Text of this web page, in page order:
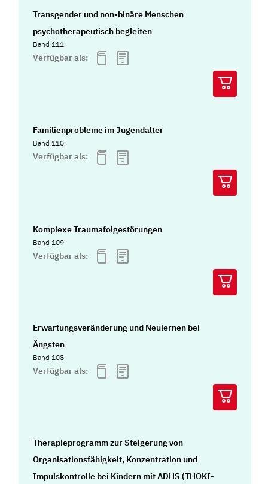
Transgender und non-binäre Menschen
psychotherapeutisch begleiten
Band 111
Verfügbar als:
Familienprobleme im Jugendalter
Band 110
Verfügbar als:
Komplexe Traumafolgestörungen
Band 109
Verfügbar als:
Erwartungsveränderung und Neulernen bei
Ängsten
Band 108
Verfügbar als:
Therapieprogramm zur Steigerung von
Organisationsfähigkeit, Konzentration und
Impulskontrolle bei Kindern mit ADHS (THOKI-